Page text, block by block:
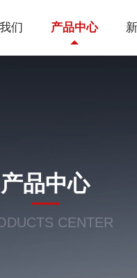
们 产品中心
产品中心
CENTER